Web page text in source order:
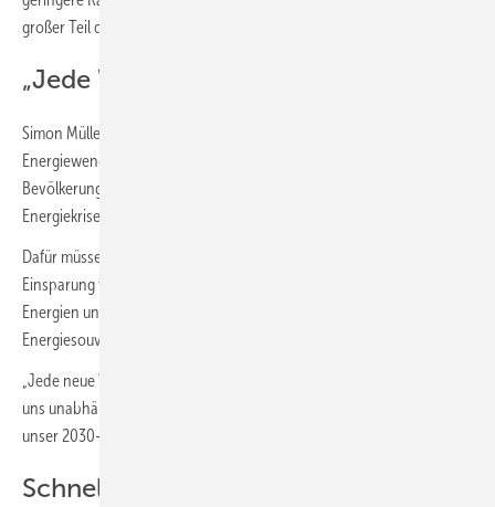
großer Teil der Anlagenverluste nicht in demselben Maß sinkt.
„Jede Wärmepumpe hilft“
Simon Müller, Direktor der Deutschlandarbeit von Agora
Energiewende: „Die Bundesregierung muss nun zusammen mit der
Bevölkerung und der Industrie alle Kräfte bündeln, um der fossilen
Energiekrise vor allem strukturell zu begegnen.“
Dafür müssen neben kurzfristig wirksamen Maßnahmen zur
Einsparung von Erdgas umgehend der Ausbau von erneuerbaren
Energien und die Wärmewende beschleunigt werden, um
Energiesouveränität für Deutschland zu erreichen.
„Jede neue Wärmepumpe, jede Solarzelle und jedes Windrad macht
uns unabhängiger von fossilen Energieimporten und hilft zugleich,
unser 2030-Klimaziel zu erreichen.“
Schnelle politische Entscheidungen